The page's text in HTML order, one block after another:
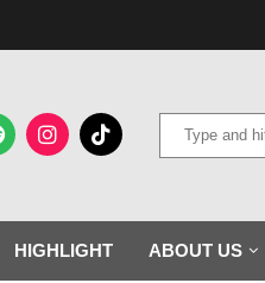
HIGHLIGHT ABOUT US